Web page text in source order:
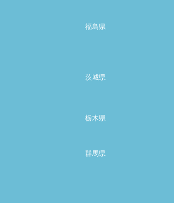
福島県
茨城県
栃木県
群馬県